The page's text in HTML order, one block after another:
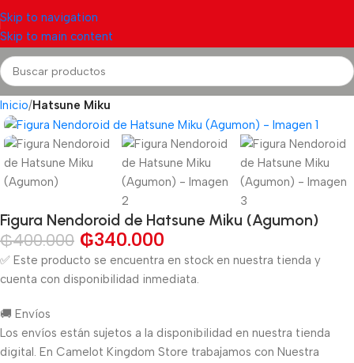
Skip to navigation
Skip to main content
Inicio Hatsune Miku
Figura Nendoroid de Hatsune Miku (Agumon)
₲400.000 ₲340.000
✅ Este producto se encuentra en stock en nuestra tienda y
cuenta con disponibilidad inmediata.
🚚 Envíos
Los envíos están sujetos a la disponibilidad en nuestra tienda
digital. En Camelot Kingdom Store trabajamos con Nuestra